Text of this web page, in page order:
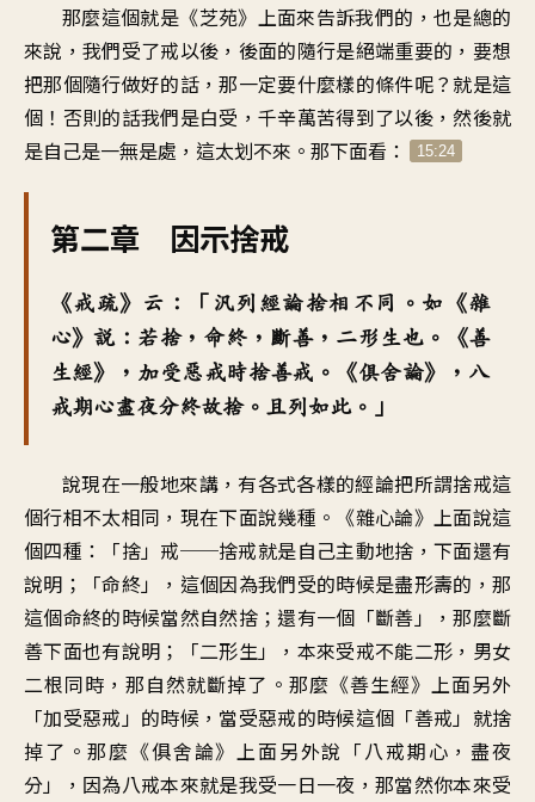
那麼這個就是《芝苑》上面來告訴我們的，也是總的
來說，我們受了戒以後，後面的隨行是絕端重要的，要想
把那個隨行做好的話，那一定要什麼樣的條件呢？就是這
個！否則的話我們是白受，千辛萬苦得到了以後，然後就
是自己是一無是處，這太划不來。那下面看：
15:24
第二章 因示捨戒
《戒疏》云：「汎列經論捨相不同。如《雜
心》說：若捨，命終，斷善，二形生也。《善
生經》，加受惡戒時捨善戒。《俱舍論》，八
戒期心盡夜分終故捨。且列如此。」
說現在一般地來講，有各式各樣的經論把所謂捨戒這
個行相不太相同，現在下面說幾種。《雜心論》上面說這
個四種：「捨」戒──捨戒就是自己主動地捨，下面還有
說明；「命終」，這個因為我們受的時候是盡形壽的，那
這個命終的時候當然自然捨；還有一個「斷善」，那麼斷
善下面也有說明；「二形生」，本來受戒不能二形，男女
二根同時，那自然就斷掉了。那麼《善生經》上面另外
「加受惡戒」的時候，當受惡戒的時候這個「善戒」就捨
掉了。那麼《俱舍論》上面另外說「八戒期心，盡夜
分」，因為八戒本來就是我受一日一夜，那當然你本來受